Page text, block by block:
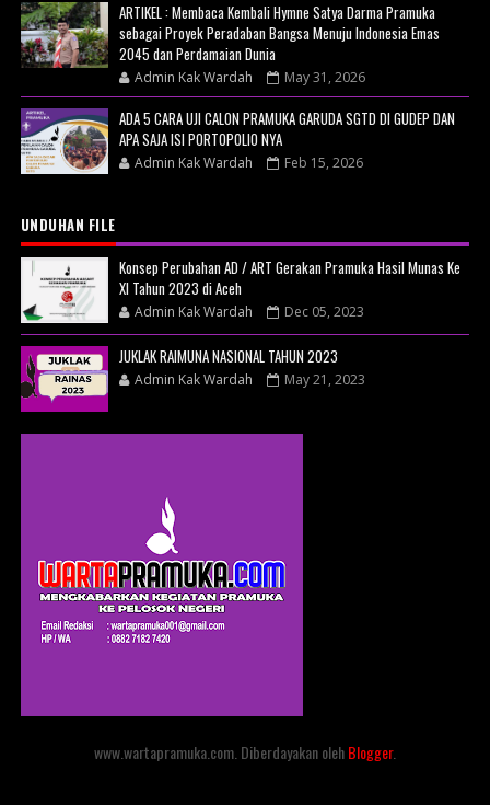
ARTIKEL : Membaca Kembali Hymne Satya Darma Pramuka
sebagai Proyek Peradaban Bangsa Menuju Indonesia Emas
2045 dan Perdamaian Dunia
Admin Kak Wardah May 31, 2026
ADA 5 CARA UJI CALON PRAMUKA GARUDA SGTD DI GUDEP DAN
APA SAJA ISI PORTOPOLIO NYA
Admin Kak Wardah Feb 15, 2026
UNDUHAN FILE
Konsep Perubahan AD / ART Gerakan Pramuka Hasil Munas Ke
XI Tahun 2023 di Aceh
Admin Kak Wardah Dec 05, 2023
JUKLAK RAIMUNA NASIONAL TAHUN 2023
Admin Kak Wardah May 21, 2023
www.wartapramuka.com. Diberdayakan olehBlogger.